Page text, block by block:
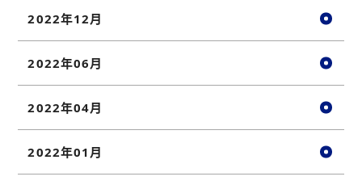
2022年12月
2022年06月
2022年04月
2022年01月